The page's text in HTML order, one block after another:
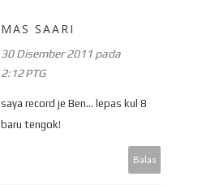
MAS SAARI
30 Disember 2011 pada
2:12 PTG
saya record je Ben... lepas kul 8
baru tengok!
Balas